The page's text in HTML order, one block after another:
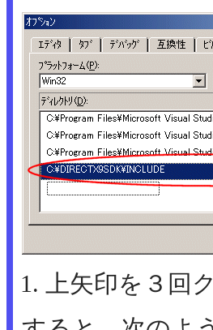
上矢印を３回